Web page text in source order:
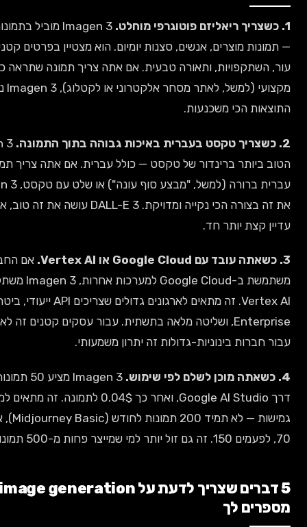
Imagen 3 מוביל בתמונות "אמיתיות"
אנשים, סצנות יומיום. הוא מצטיין בפרטים קטנים כמו מרקם
ותאורה טבעית. אם אתה צריך תמונה שתראה כמו צילום
מקצועי (למשל, לאתר מסחר אלקטרוני או לקטלוג), Imagen 3 נותן את
משכנעות.
Imagen 3 הוא
ברינדור של טקסט — כולל עברית. אם אתה צריך תמונה עם כותרת
עברית ברורה (למשל, "מבצע סוף עונה") או שלט עם טקסט, Imagen 3 יבצע
את זה בצורה הכי נקייה ומדויקת. DALL-E 3 עושה את זה טוב, אבל Imagen 3
חד.
אם החברה שלך כבר
משתמשת ב-Google Cloud למערכות אחרות, Imagen 3 משתלב טבעי דרך
Vertex AI. זה מתאים לארגונים גדולים שצריכים API ייעודי, ביטחון ברמת
Enterprise, ושליטה מלאה בתשתית. עבור עסקים קטנים זה לא רלוונטי, אבל
בינוניות-גדולות זה יתרון משמעותי.
Imagen 3 מציע 50 תמונות חינם לחודש
דרך Google AI Studio, ואחר כך 0.04$ לתמונה. זה מתאים למי שצריך
גמישות — לא תמיד 200 תמונות לחודש (Midjourney Basic), אלא לפעמים
5 דברים שצריך לדעת על AI image generation שלא